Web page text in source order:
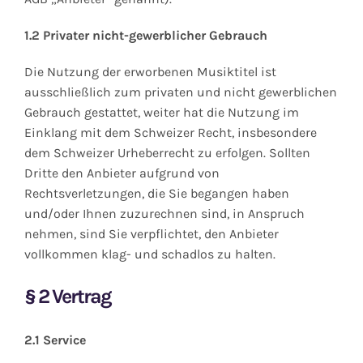
Contact Us
1.2 Privater nicht-gewerblicher Gebrauch
Die Nutzung der erworbenen Musiktitel ist
ausschließlich zum privaten und nicht gewerblichen
Gebrauch gestattet, weiter hat die Nutzung im
Einklang mit dem Schweizer Recht, insbesondere
dem Schweizer Urheberrecht zu erfolgen. Sollten
Dritte den Anbieter aufgrund von
Rechtsverletzungen, die Sie begangen haben
und/oder Ihnen zuzurechnen sind, in Anspruch
nehmen, sind Sie verpflichtet, den Anbieter
vollkommen klag- und schadlos zu halten.
§2 Vertrag
2.1 Service